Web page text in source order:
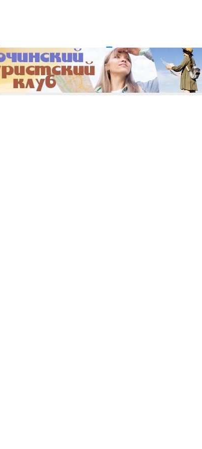
Забыли пароль? Регистрация